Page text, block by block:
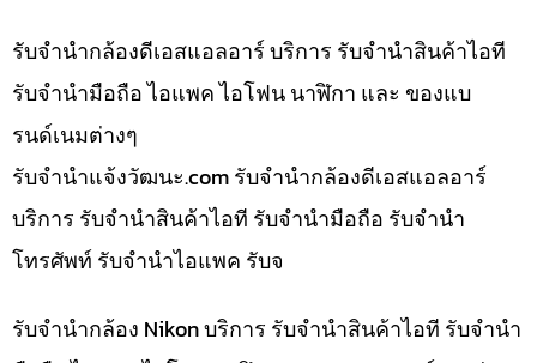
รับจำนำกล้องดีเอสแอลอาร์ บริการ รับจำนำสินค้าไอที
รับจำนำมือถือ ไอแพค ไอโฟน นาฬิกา และ ของแบ
รนด์เนมต่างๆ
รับจํานําแจ้งวัฒนะ.com รับจำนำกล้องดีเอสแอลอาร์
บริการ รับจำนำสินค้าไอที รับจำนำมือถือ รับจำนำ
โทรศัพท์ รับจำนำไอแพค รับจ
รับจำนำกล้อง Nikon บริการ รับจำนำสินค้าไอที รับจำนำ